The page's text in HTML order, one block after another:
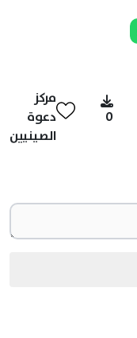
0
مركز
دعوة
الصينيين